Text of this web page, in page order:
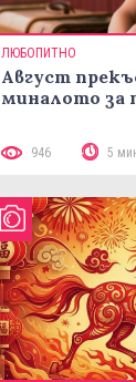
ЛЮБОПИТНО
Август
миналото за
946 5